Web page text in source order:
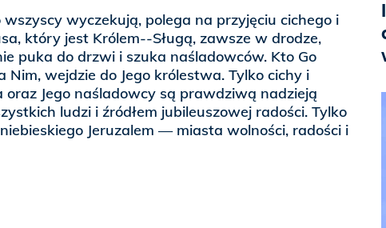
wyczekują, polega na przyjęciu cichego i
który jest Królem--Sługą, zawsze w drodze,
puka do drzwi i szuka naśladowców. Kto Go
Nim, wejdzie do Jego królestwa. Tylko cichy i
oraz Jego naśladowcy są prawdziwą nadzieją
ludzi i źródłem jubileuszowej radości. Tylko
Jeruzalem — miasta wolności, radości i